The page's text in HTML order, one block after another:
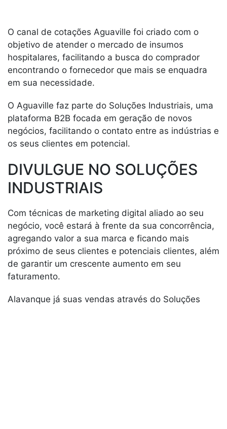
O canal de cotações Aguaville foi criado com o
objetivo de atender o mercado de insumos
hospitalares, facilitando a busca do comprador
encontrando o fornecedor que mais se enquadra
em sua necessidade.
O Aguaville faz parte do Soluções Industriais, uma
plataforma B2B focada em geração de novos
negócios, facilitando o contato entre as indústrias e
os seus clientes em potencial.
DIVULGUE NO SOLUÇÕES
INDUSTRIAIS
Com técnicas de marketing digital aliado ao seu
negócio, você estará à frente da sua concorrência,
agregando valor a sua marca e ficando mais
próximo de seus clientes e potenciais clientes, além
de garantir um crescente aumento em seu
faturamento.
Alavanque já suas vendas através do Soluções